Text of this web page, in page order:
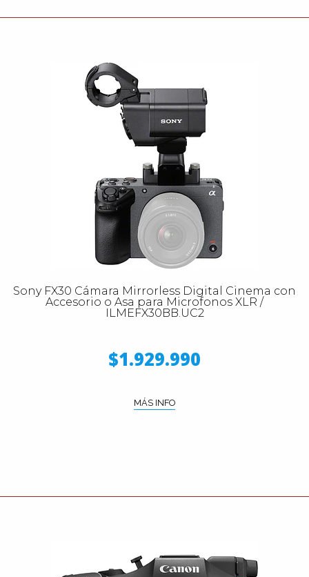
Sony FX30 Cámara Mirrorless Digital Cinema con
Accesorio o Asa para Microfonos XLR /
ILMEFX30BB.UC2
$1.929.990
MÁS INFO